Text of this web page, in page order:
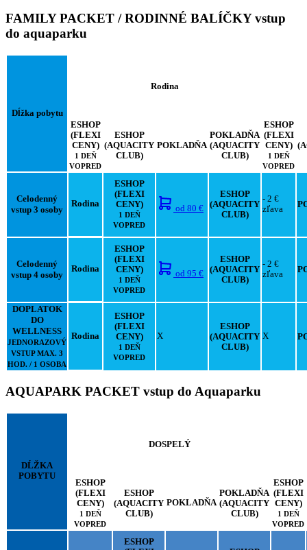
FAMILY PACKET / RODINNÉ BALÍČKY vstup
do aquaparku
Dĺžka pobytu
Rodina
ESHOP
(FLEXI
CENY)
1 DEŇ
VOPRED
ESHOP
(AQUACITY
CLUB)
POKLADŇA
POKLADŇA
(AQUACITY
CLUB)
ESHOP
(FLEXI
CENY)
1 DEŇ
VOPRED
Celodenný
vstup 3 osoby
Rodina
ESHOP
(FLEXI
CENY)
1 DEŇ
VOPRED
od 80 €
ESHOP
(AQUACITY
CLUB)
- 2 €
zľava
Celodenný
vstup 4 osoby
Rodina
ESHOP
(FLEXI
CENY)
1 DEŇ
VOPRED
od 95 €
ESHOP
(AQUACITY
CLUB)
- 2 €
zľava
DOPLATOK
DO
WELLNESS
JEDNORAZOVÝ
VSTUP MAX. 3
HOD. / 1 OSOBA
Rodina
ESHOP
(FLEXI
CENY)
1 DEŇ
VOPRED
X
ESHOP
(AQUACITY
CLUB)
X
AQUAPARK PACKET vstup do Aquaparku
DĹŽKA
POBYTU
DOSPELÝ
ESHOP
(FLEXI
CENY)
1 DEŇ
VOPRED
ESHOP
(AQUACITY
CLUB)
POKLADŇA
POKLADŇA
(AQUACITY
CLUB)
ESHOP
(FLEXI
CENY)
1 DEŇ
VOPRED
ESHOP